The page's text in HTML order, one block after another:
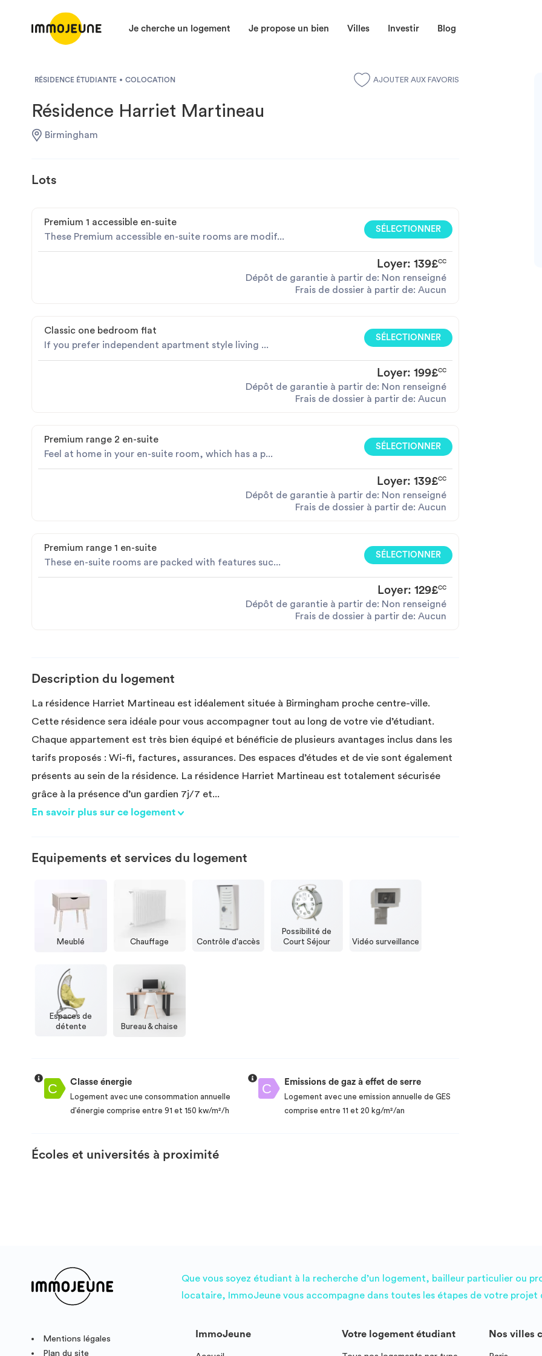
Je cherche un logement Je propose un bien Villes Investir Blog
RÉSIDENCE ÉTUDIANTE COLOCATION AJOUTER AUX FAVORIS
Résidence Harriet Martineau
Birmingham
Lots
Premium 1 accessible en-suite
These Premium accessible en-suite rooms are modif...
SÉLECTIONNER
Loyer: 139£CC
Dépôt de garantie à partir de: Non renseigné
Frais de dossier à partir de: Aucun
Classic one bedroom flat
If you prefer independent apartment style living ...
SÉLECTIONNER
Loyer: 199£CC
Dépôt de garantie à partir de: Non renseigné
Frais de dossier à partir de: Aucun
Premium range 2 en-suite
Feel at home in your en-suite room, which has a p...
SÉLECTIONNER
Loyer: 139£CC
Dépôt de garantie à partir de: Non renseigné
Frais de dossier à partir de: Aucun
Premium range 1 en-suite
These en-suite rooms are packed with features suc...
SÉLECTIONNER
Loyer: 129£CC
Dépôt de garantie à partir de: Non renseigné
Frais de dossier à partir de: Aucun
Description du logement
La résidence Harriet Martineau est idéalement située à Birmingham proche centre-ville.
Cette résidence sera idéale pour vous accompagner tout au long de votre vie d’étudiant.
Chaque appartement est très bien équipé et bénéficie de plusieurs avantages inclus dans les
tarifs proposés : Wi-fi, factures, assurances. Des espaces d’études et de vie sont également
présents au sein de la résidence. La résidence Harriet Martineau est totalement sécurisée
grâce à la présence d’un gardien 7j/7 et...
En savoir plus sur ce logement
Equipements et services du logement
Meublé Chauffage Contrôle d'accès
Possibilité de
Court Séjour
Vidéo surveillance
Espaces de
détente
Bureau & chaise
Classe énergie
Logement avec une consommation annuelle
d’énergie comprise entre 91 et 150 kw/m²/h
Emissions de gaz à effet de serre
Logement avec une emission annuelle de GES
comprise entre 11 et 20 kg/m²/an
Écoles et universités à proximité
Que vous soyez étudiant à la recherche d’un logement, bailleur particulier ou
locataire, ImmoJeune vous accompagne dans toutes les étapes de votre projet
Mentions légales
Plan du site
ImmoJeune Votre logement étudiant Nos villes